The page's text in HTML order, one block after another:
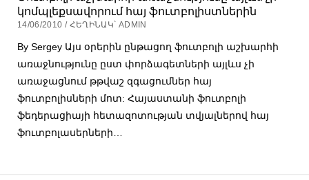
կոմպլեքսավորում հայ ֆուտբոլիստներին
14/06/2010 / ՀԵՂԻՆԱԿ՝ ADMIN
By Sergey Այս օրերին ընթացող ֆուտբոլի աշխարհի
առաջնությունը ըստ փորձագետների այլևս չի
առաջացնում թթվաշ զգացումներ հայ
ֆուտբոլիսների մոտ: Հայաստանի ֆուտբոլի
ֆեդերացիայի հետազոտության տվյալներով հայ
ֆուտբոլասերների…